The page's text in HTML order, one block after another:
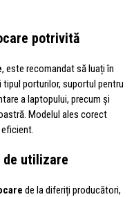
potrivită
, este recomandat să luați în
porturilor, suportul pentru
a laptopului, precum și
Modelul ales corect
eficient.
utilizare
de la diferiți producători,